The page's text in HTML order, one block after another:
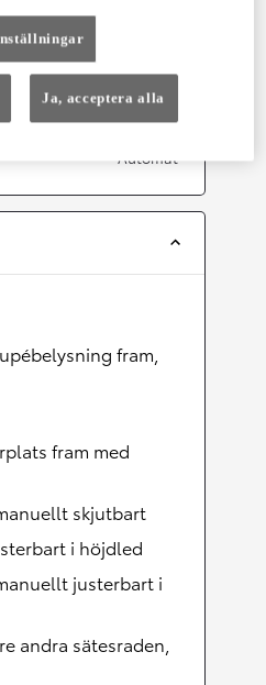
Automat
fram,
fram med
skjutbart
i höjdled
justerbart i
andra sätesraden,
Ja, acceptera alla